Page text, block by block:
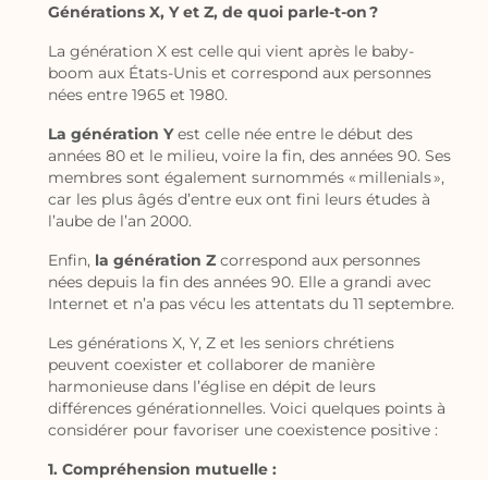
Générations X, Y et Z, de quoi parle-t-on ?
La génération X est celle qui vient après le baby-
boom aux États-Unis et correspond aux personnes
nées entre 1965 et 1980.
La génération Yest celle née entre le début des
années 80 et le milieu, voire la fin, des années 90. Ses
membres sont également surnommés « millenials »,
car les plus âgés d’entre eux ont fini leurs études à
l’aube de l’an 2000.
Enfin, la génération Zcorrespond aux personnes
nées depuis la fin des années 90. Elle a grandi avec
Internet et n’a pas vécu les attentats du 11 septembre.
Les générations X, Y, Z et les seniors chrétiens
peuvent coexister et collaborer de manière
harmonieuse dans l’église en dépit de leurs
différences générationnelles. Voici quelques points à
considérer pour favoriser une coexistence positive :
1. Compréhension mutuelle :